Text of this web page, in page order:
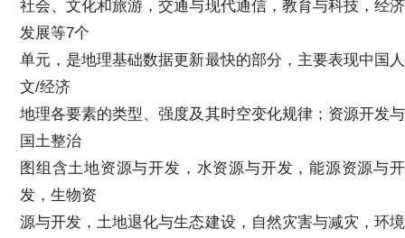
社会、文化和旅游，交通与现代通信，教育与科技，经济
发展等7个
单元，是地理基础数据更新最快的部分，主要表现中国人
文/经济
地理各要素的类型、强度及其时空变化规律；资源开发与
国土整治
图组含土地资源与开发，水资源与开发，能源资源与开
发，生物资
源与开发，土地退化与生态建设，自然灾害与减灾，环境